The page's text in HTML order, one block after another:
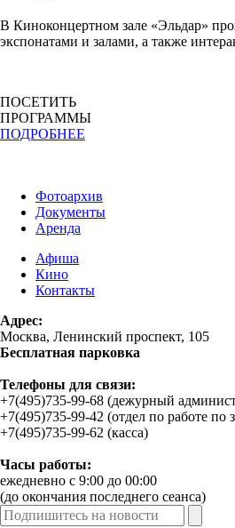
В Киноконцертном зале «Эльдар»
экспонатами и залами, а также
ПОСЕТИТЬ
ПРОГРАММЫ
ПОДРОБНЕЕ
Фотоархив
Документы
Аренда
Афиша
Кино
Контакты
Адрес:
Москва, Ленинский проспект, 105
Бесплатная парковка
Телефоны для связи:
+7(495)735-99-68 (дежурный
+7(495)735-99-42 (отдел по работе по
+7(495)735-99-62 (касса)
Часы работы:
ежедневно с 9:00 до 00:00
(до окончания последнего сеанса)